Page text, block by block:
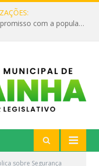
Um símbolo do mandato e do compromisso com a população
sobre Segurança